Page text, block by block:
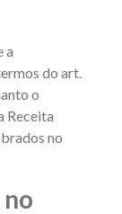
a
do art.
o
Receita
no